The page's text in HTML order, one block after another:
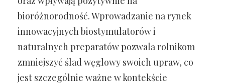
bioróżnorodność. Wprowadzanie na rynek
innowacyjnych biostymulatorów i
naturalnych preparatów pozwala rolnikom
zmniejszyć ślad węglowy swoich upraw, co
jest szczególnie ważne w kontekście